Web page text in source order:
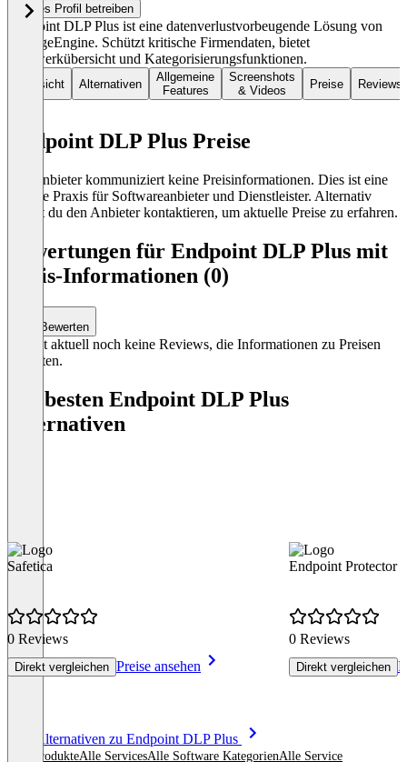
Dieses Profil betreiben
Endpoint DLP Plus ist eine datenverlustvorbeugende Lösung von
ManageEngine. Schützt kritische Firmendaten, bietet
Netzwerkübersicht und Kategorisierungsfunktionen.
Übersicht Alternativen
Allgemeine
Features
Screenshots
& Videos
Preise Reviews
Endpoint DLP Plus Preise
Der Anbieter kommuniziert keine Preisinformationen. Dies ist eine
übliche Praxis für Softwareanbieter und Dienstleister. Alternativ
kannst du den Anbieter kontaktieren, um aktuelle Preise zu erfahren.
Bewertungen für Endpoint DLP Plus mit
Preis-Informationen (0)
Bewerten
Es gibt aktuell noch keine Reviews, die Informationen zu Preisen
enthalten.
Die besten Endpoint DLP Plus
Alternativen
Safetica
0 Reviews
Direkt vergleichen Preise ansehen
Endpoint Protector
0 Reviews
Direkt vergleichen
Alle Alternativen zu Endpoint DLP Plus
Alle ProdukteAlle ServicesAlle Software KategorienAlle Service